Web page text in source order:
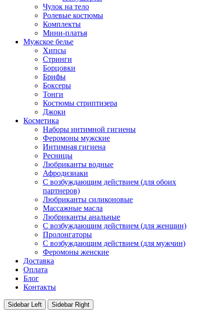
Чулок на тело
Ролевые костюмы
Комплекты
Мини-платья
Мужское белье
Хипсы
Стринги
Борцовки
Брифы
Боксеры
Тонги
Костюмы стриптизера
Джоки
Косметика
Наборы интимной гигиены
Феромоны мужские
Интимная гигиена
Ресницы
Любриканты водные
Афродизиаки
С возбуждающим действием (для обоих
партнеров)
Любриканты силиконовые
Массажные масла
Любриканты анальные
С возбуждающим действием (для женщин)
Пролонгаторы
С возбуждающим действием (для мужчин)
Феромоны женские
Доставка
Оплата
Блог
Контакты
Sidebar Left Sidebar Right